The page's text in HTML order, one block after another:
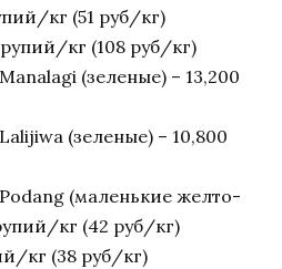
кг (51 руб/кг)
кг (108 руб/кг)
(зеленые) – 13,200
(зеленые) – 10,800
(маленькие желто-
кг (42 руб/кг)
кг (38 руб/кг)